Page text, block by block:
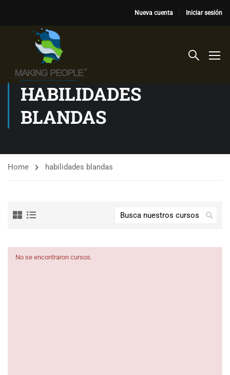
Nueva cuenta Iniciar sesión
HABILIDADES
BLANDAS
Home habilidades blandas
No se encontraron cursos.